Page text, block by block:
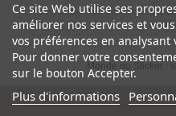
Le service client est a votre
Monde du Sticker :
Ce site Web utilise ses
améliorer nos services et
vos préférences en
Pour donner votre
sur le bouton Accepter.
Plus d'informations